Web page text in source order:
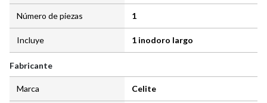
Número de piezas 1
Incluye 1 inodoro largo
Fabricante
Marca Celite